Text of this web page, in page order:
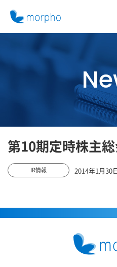
第10期定時株主
IR情報 2014年1月30